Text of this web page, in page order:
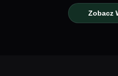
tego, czy szukasz uznanych
altcoinów czy nowych
Zobacz